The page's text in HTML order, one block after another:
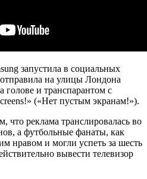
запустила в социальных
на улицы Лондона
голове и транспарантом с
(«Нет пустым экранам!»).
что реклама транслировалась во
а футбольные фанаты, как
нравом и могли успеть за шесть
вывести телевизор